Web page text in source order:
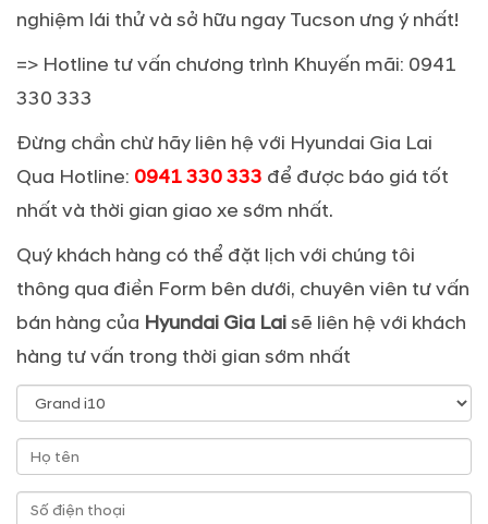
nghiệm lái thử và sở hữu ngay Tucson ưng ý nhất!
=> Hotline tư vấn chương trình Khuyến mãi: 0941
330 333
Đừng chần chừ hãy liên hệ với Hyundai Gia Lai
Qua Hotline: 0941 330 333 để được báo giá tốt
nhất và thời gian giao xe sớm nhất.
Quý khách hàng có thể đặt lịch với chúng tôi
thông qua điền Form bên dưới, chuyên viên tư vấn
bán hàng của Hyundai Gia Laisẽ liên hệ với khách
hàng tư vấn trong thời gian sớm nhất